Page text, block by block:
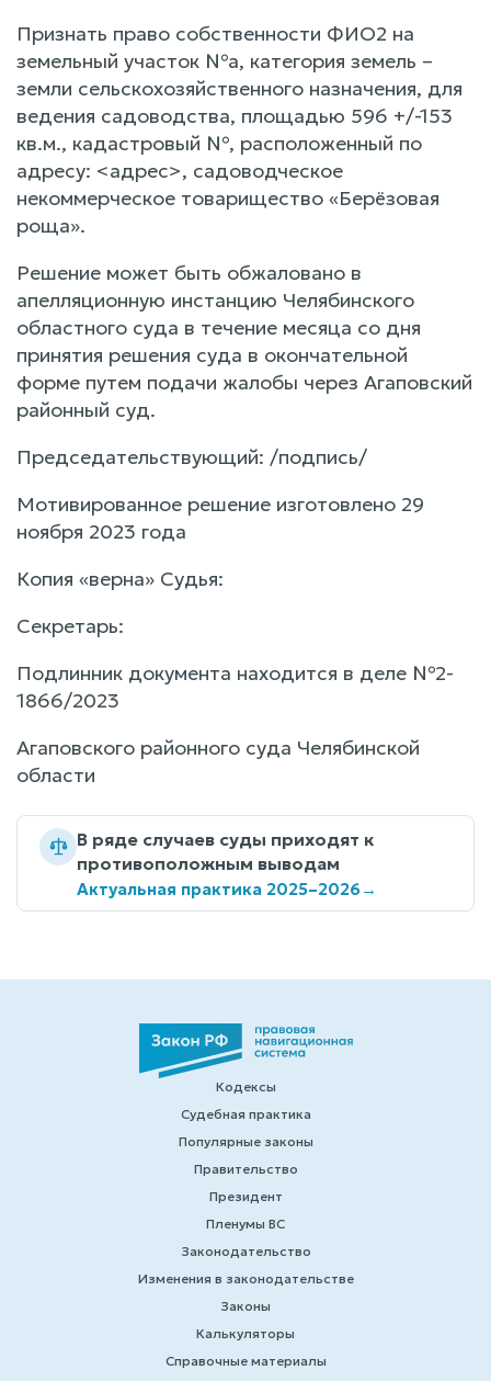
Признать право собственности ФИО2 на
земельный участок №а, категория земель –
земли сельскохозяйственного назначения, для
ведения садоводства, площадью 596 +/-153
кв.м., кадастровый №, расположенный по
адресу: <адрес>, садоводческое
некоммерческое товарищество «Берёзовая
роща».
Решение может быть обжаловано в
апелляционную инстанцию Челябинского
областного суда в течение месяца со дня
принятия решения суда в окончательной
форме путем подачи жалобы через Агаповский
районный суд.
Председательствующий: /подпись/
Мотивированное решение изготовлено 29
ноября 2023 года
Копия «верна» Судья:
Секретарь:
Подлинник документа находится в деле №2-
1866/2023
Агаповского районного суда Челябинской
области
В ряде случаев суды приходят к
противоположным выводам
Актуальная практика 2025–2026→
Кодексы
Судебная практика
Популярные законы
Правительство
Президент
Пленумы ВС
Законодательство
Изменения в законодательстве
Законы
Калькуляторы
Справочные материалы